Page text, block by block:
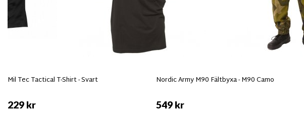
Mil Tec Tactical T-Shirt - Svart
229 kr
Nordic Army M90 Fältbyxa - M90 Camo
549 kr